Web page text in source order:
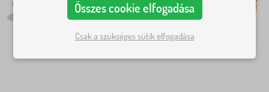
Összes cookie elfogadása
Csak a szükséges sütik elfogadása